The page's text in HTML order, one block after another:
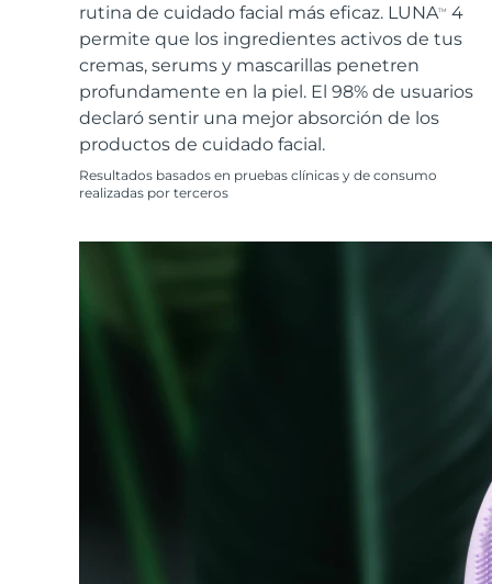
rutina de cuidado facial más eficaz. LUNATM
4
permite que los ingredientes activos de tus
cremas, serums y mascarillas penetren
profundamente en la piel. El 98% de usuarios
declaró sentir una mejor absorción de los
productos de cuidado facial.
Resultados basados en pruebas clínicas y de consumo
realizadas por terceros
All acne treatment devices
All revitalizing eye massagers
Cuidado de la piel KIWI™
Advanced pore care essentials
Serum
For healthy hair
issa™ Teeth Whitening Gel
18% PAP
Cosméticos Hombres
Comprar todo